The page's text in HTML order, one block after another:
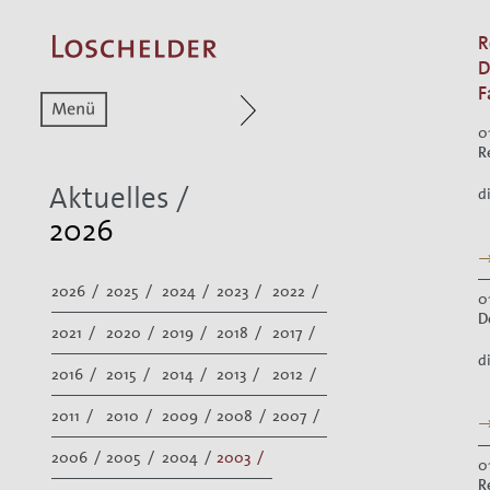
Zur
Aktuelles /
2026
2026 / 2025 / 2024 / 2023 / 2022 /
2021 / 2020 / 2019 / 2018 / 2017 /
2016 / 2015 / 2014 / 2013 / 2012 /
2011 / 2010 / 2009 / 2008 / 2007 /
2006 / 2005 / 2004 / 2003 /